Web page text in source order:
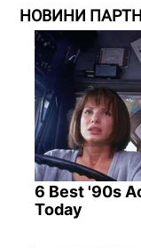
НОВИНИ
6 Best '90s
Today